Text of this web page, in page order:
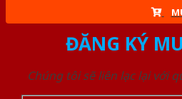
ĐĂNG KÝ
Chúng tôi sẽ liên lạc lại với